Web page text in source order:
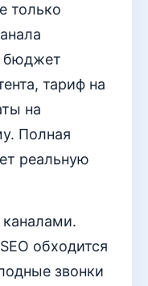
только
бюджет
тариф на
на
Полная
реальную
обходится
звонки